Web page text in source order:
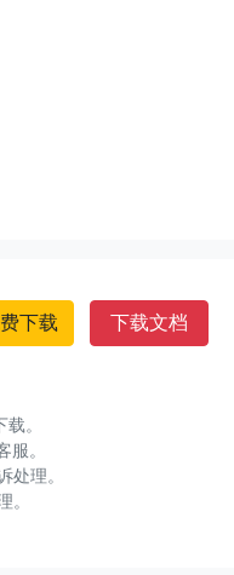
下载 下载文档
。
。
理。